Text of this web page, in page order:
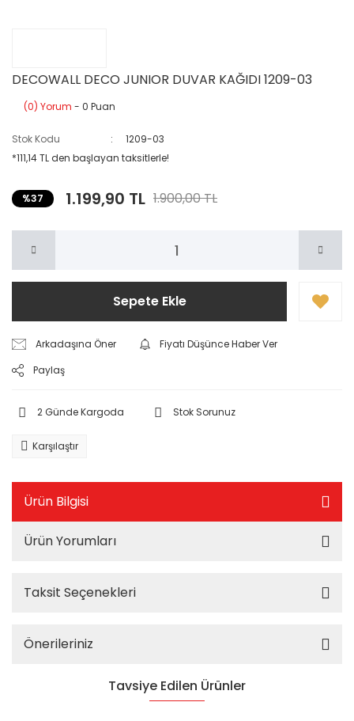
DECOWALL DECO JUNIOR DUVAR KAĞIDI 1209-03
(0) Yorum - 0 Puan
Stok Kodu
1209-03
*111,14 TL den başlayan taksitlerle!
%37 1.199,90 TL 1.900,00 TL
Sepete Ekle
Arkadaşına Öner
Fiyatı Düşünce Haber Ver
Paylaş
2 Günde Kargoda Stok Sorunuz
Karşılaştır
Ürün Bilgisi
Ürün Yorumları
Taksit Seçenekleri
Önerileriniz
Tavsiye Edilen Ürünler